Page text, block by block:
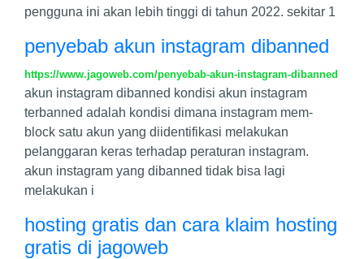
pengguna ini akan lebih tinggi di tahun 2022. sekitar 1
penyebab akun instagram dibanned
https://www.jagoweb.com/penyebab-akun-instagram-dibanned
akun instagram dibanned kondisi akun instagram
terbanned adalah kondisi dimana instagram mem-
block satu akun yang diidentifikasi melakukan
pelanggaran keras terhadap peraturan instagram.
akun instagram yang dibanned tidak bisa lagi
melakukan i
hosting gratis dan cara klaim hosting
gratis di jagoweb